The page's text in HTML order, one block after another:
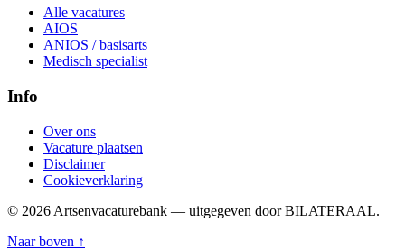
Alle vacatures
AIOS
ANIOS / basisarts
Medisch specialist
Info
Over ons
Vacature plaatsen
Disclaimer
Cookieverklaring
© 2026 Artsenvacaturebank — uitgegeven door BILATERAAL.
Naar boven ↑